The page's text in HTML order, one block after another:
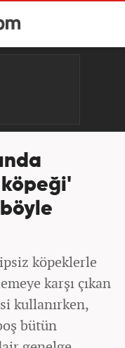
köpeği'
köpeklerle
karşı çıkan
kullanırken,
bütün